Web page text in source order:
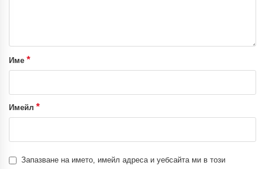
Име *
Имейл *
Запазване на името, имейл адреса и уебсайта ми в този